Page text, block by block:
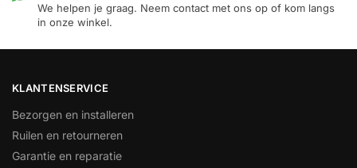
We helpen je graag. Neem contact met ons op of kom langs
in onze winkel.
KLANTENSERVICE
Bezorgen en installeren
Ruilen en retourneren
Garantie en reparatie